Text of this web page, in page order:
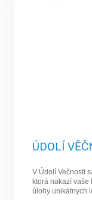
ÚDOLÍ
V Údolí Večnosti
ktorá nakazí vaše
úlohy unikátnych